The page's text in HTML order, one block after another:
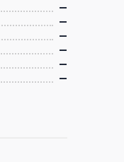
—
—
—
—
—
—